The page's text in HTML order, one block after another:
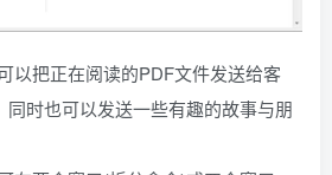
以把正在阅读的PDF文件发送给客
同时也可以发送一些有趣的故事与朋